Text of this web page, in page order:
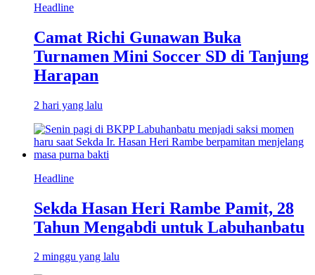
Headline
Camat Richi Gunawan Buka
Turnamen Mini Soccer SD di Tanjung
Harapan
2 hari yang lalu
Headline
Sekda Hasan Heri Rambe Pamit, 28
Tahun Mengabdi untuk Labuhanbatu
2 minggu yang lalu